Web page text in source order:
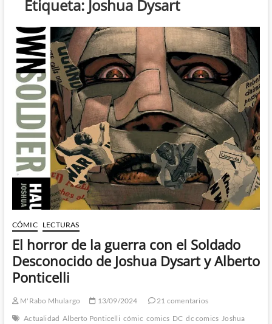
Etiqueta: Joshua Dysart
CÓMIC LECTURAS
El horror de la guerra con el Soldado
Desconocido de Joshua Dysart y Alberto
Ponticelli
M'Rabo Mhulargo 13/09/2024
21 comentarios
Actualidad Alberto Ponticelli cómic comics DC dc comics Joshua